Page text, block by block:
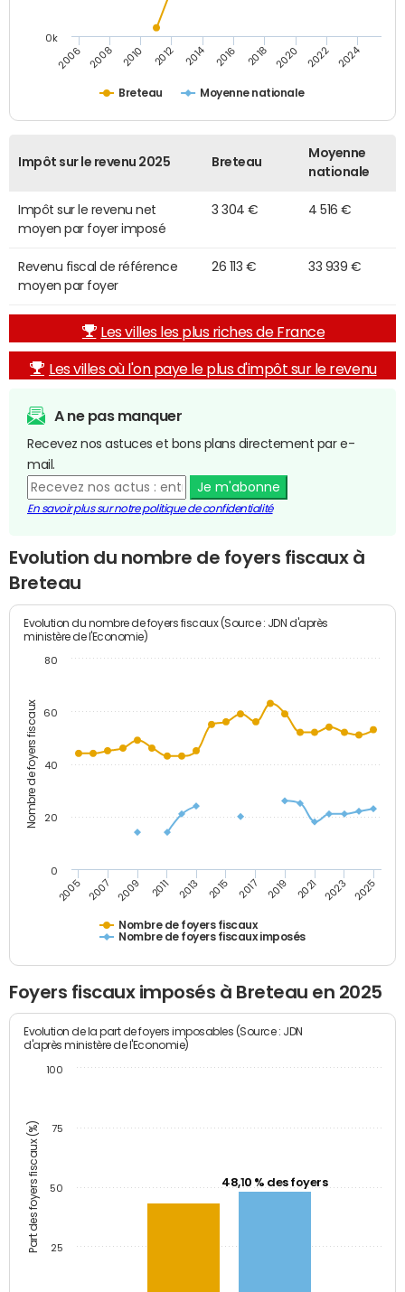
Breteau Moyenne nationale
2006 2008 2010 2012 2014 2016 2018 2020 2022 2024
0k
Impôt sur le revenu 2025 Breteau
Moyenne
nationale
Impôt sur le revenu net
moyen par foyer imposé
3 304 € 4 516 €
Revenu fiscal de référence
moyen par foyer
26 113 € 33 939 €
Les villes les plus riches de France
Les villes où l'on paye le plus d'impôt sur le revenu
A ne pas manquer
Recevez nos astuces et bons plans directement par e-
mail.
Je m'abonne
En savoir plus sur notre politique de confidentialité
Evolution du nombre de foyers fiscaux à
Breteau
Nombre de foyers fiscaux
Evolution du nombre de foyers fiscaux (Source : JDN d'après
ministère de l'Economie)
Nombre de foyers fiscaux
Nombre de foyers fiscaux imposés
2005 2007 2009 2011 2013 2015 2017 2019 2021 2023 2025
0
20
40
60
80
Foyers fiscaux imposés à Breteau en 2025
Part des foyers fiscaux (%)
Evolution de la part de foyers imposables (Source : JDN
d'après ministère de l'Economie)
48,10 % des foyers
25
50
75
100